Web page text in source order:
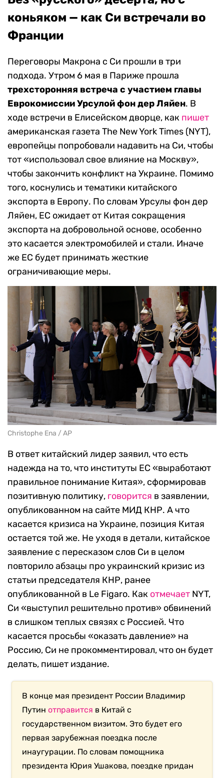
коньяком — как Си встречали во
Франции
Переговоры Макрона с Си прошли в три
подхода. Утром 6 мая в Париже прошла
трехсторонняя встреча с участием главы
Еврокомиссии Урсулой фон дер Ляйен. В
ходе встречи в Елисейском дворце, как пишет
американская газета The New York Times (NYT),
европейцы попробовали надавить на Си, чтобы
тот «использовал свое влияние на Москву»,
чтобы закончить конфликт на Украине. Помимо
того, коснулись и тематики китайского
экспорта в Европу. По словам Урсулы фон дер
Ляйен, ЕС ожидает от Китая сокращения
экспорта на добровольной основе, особенно
это касается электромобилей и стали. Иначе
же ЕС будет принимать жесткие
ограничивающие меры.
Christophe Ena / AP
В ответ китайский лидер заявил, что есть
надежда на то, что институты ЕС «выработают
правильное понимание Китая», сформировав
позитивную политику, говорится в заявлении,
опубликованном на сайте МИД КНР. А что
касается кризиса на Украине, позиция Китая
остается той же. Не уходя в детали, китайское
заявление с пересказом слов Си в целом
повторило абзацы про украинский кризис из
статьи председателя КНР, ранее
опубликованной в Le Figaro. Как отмечает NYT,
Си «выступил решительно против» обвинений
в слишком теплых связях с Россией. Что
касается просьбы «оказать давление» на
Россию, Си не прокомментировал, что он будет
делать, пишет издание.
В конце мая президент России Владимир
Путинотправится в Китай с
государственном визитом. Это будет его
первая зарубежная поездка после
инаугурации. По словам помощника
президента Юрия Ушакова, поездке придан